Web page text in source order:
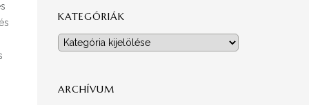
KATEGÓRIÁK
Kategóriák
ARCHÍVUM